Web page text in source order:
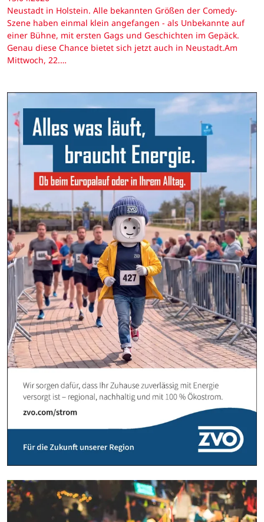
Neustadt in Holstein. Alle bekannten Größen der Comedy-
Szene haben einmal klein angefangen - als Unbekannte auf
einer Bühne, mit ersten Gags und Geschichten im Gepäck.
Genau diese Chance bietet sich jetzt auch in Neustadt.Am
Mittwoch, 22.…